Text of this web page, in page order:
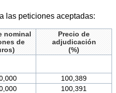
las peticiones aceptadas:
nominal
de
Precio de
adjudicación
(%)
100,389
100,391